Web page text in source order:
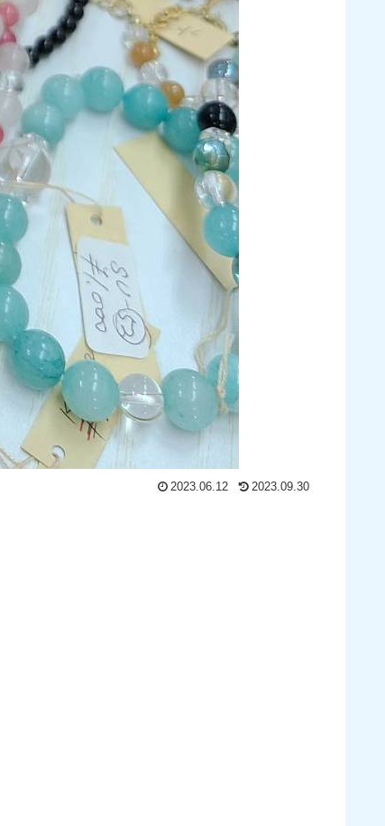
2023.06.12 2023.09.30